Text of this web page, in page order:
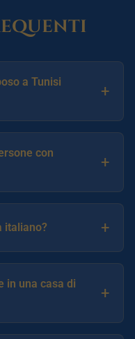
a Tunisi
+
con
+
italiano? +
in una casa di
+